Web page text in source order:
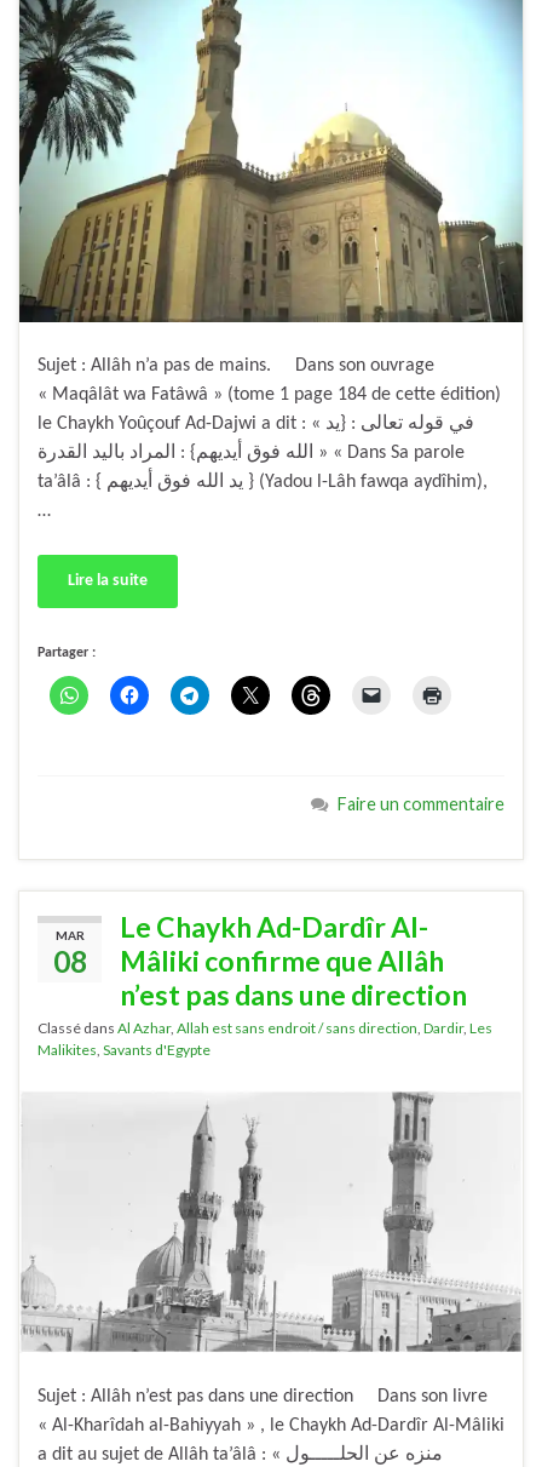
Sujet : Allâh n’a pas de mains. Dans son ouvrage
« Maqâlât wa Fatâwâ » (tome 1 page 184 de cette édition)
le Chaykh Yoûçouf Ad-Dajwi a dit : « في قوله تعالى : {يد
الله فوق أيديهم} : المراد باليد القدرة » « Dans Sa parole
ta’âlâ : { يد الله فوق أيديهم } (Yadou l-Lâh fawqa aydîhim),
…
Lire la suite
Partager :
Faire un commentaire
MAR
08
Le Chaykh Ad-Dardîr Al-
Mâliki confirme que Allâh
n’est pas dans une direction
Classé dans Al Azhar, Allah est sans endroit / sans direction Dardir, Les
Malikites Savants d'Egypte
Sujet : Allâh n’est pas dans une direction Dans son livre
« Al-Kharîdah al-Bahiyyah » , le Chaykh Ad-Dardîr Al-Mâliki
a dit au sujet de Allâh ta’âlâ : « منزه عن الحلـــــول